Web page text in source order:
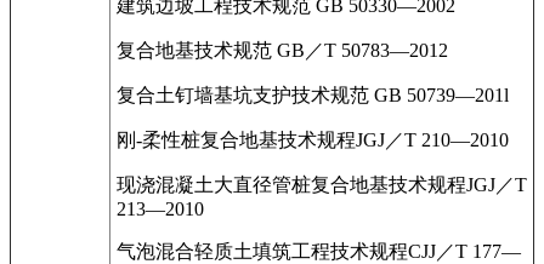
建筑边坡工程技术规范 GB 50330—2002
复合地基技术规范 GB／T 50783—2012
复合土钉墙基坑支护技术规范 GB 50739—201l
刚-柔性桩复合地基技术规程JGJ／T 210—2010
现浇混凝土大直径管桩复合地基技术规程JGJ／T
213—2010
气泡混合轻质土填筑工程技术规程CJJ／T 177—